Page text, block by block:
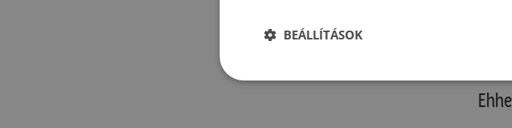
BEÁLLÍTÁSOK